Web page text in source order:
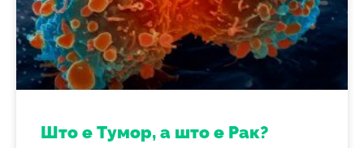
Што е Тумор, а што е Рак?